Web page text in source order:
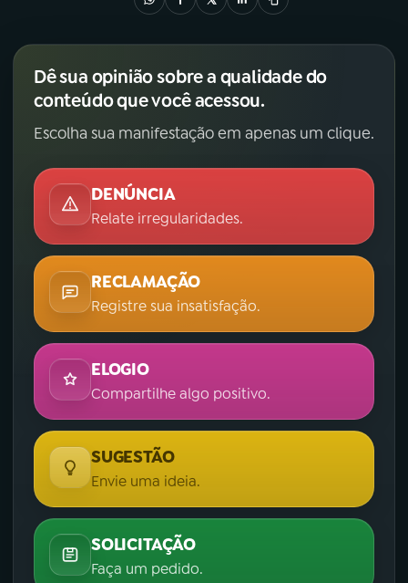
Dê sua opinião sobre a qualidade do
conteúdo que você acessou.
Escolha sua manifestação em apenas um clique.
DENÚNCIA
Relate irregularidades.
RECLAMAÇÃO
Registre sua insatisfação.
ELOGIO
Compartilhe algo positivo.
SUGESTÃO
Envie uma ideia.
SOLICITAÇÃO
Faça um pedido.